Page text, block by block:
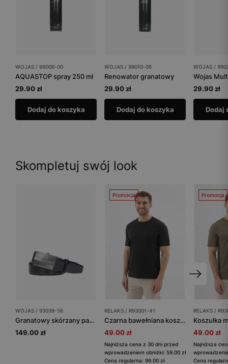
WOJAS / 99006-00
AQUASTOP spray 250 ml
29.90 zł
Dodaj do koszyka
WOJAS / 99010-06
Renowator granatowy
29.90 zł
Dodaj do koszyka
WOJAS /
Wojas
29.90 zł
Dodaj
Skompletuj swój look
WOJAS / 93038-56
Granatowy skórzany pasek męski z metalową klamrą
149.00 zł
Promocja
RELAKS / R93001-41
Czarna bawełniana koszulka męska RELAKS
49.00 zł
Najniższa cena z 30 dni przed
wprowadzeniem obniżki: 59.00 zł
Cena regularna: 99.00 zł
Promocja
RELAKS /
49.00 zł
Najniższa
Cena